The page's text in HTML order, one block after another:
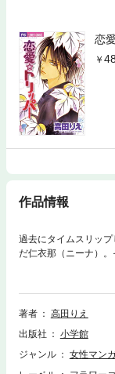
恋
作品情報
過去にタイムスリッ
だ仁衣那（ニーナ）
けまさ）が言うには
まずさ）を倒すため
し、絶対ムリ!! 仁衣
伝!!●収録作品／恋愛☆
著者
高田りえ
出版社
小学館
ジャンル
女性マン